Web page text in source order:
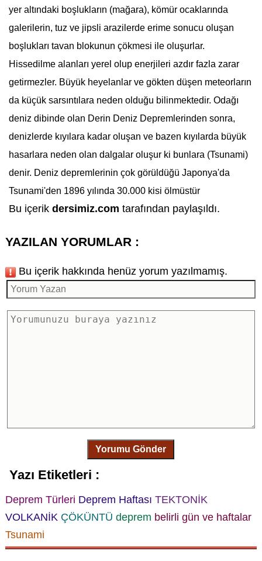
yer altındaki boşlukların (mağara), kömür ocaklarında
galerilerin, tuz ve jipsli arazilerde erime sonucu oluşan
boşlukları tavan blokunun çökmesi ile oluşurlar.
Hissedilme alanları yerel olup enerjileri azdır fazla zarar
getirmezler. Büyük heyelanlar ve gökten düşen meteorların
da küçük sarsıntılara neden olduğu bilinmektedir. Odağı
deniz dibinde olan Derin Deniz Depremlerinden sonra,
denizlerde kıyılara kadar oluşan ve bazen kıyılarda büyük
hasarlara neden olan dalgalar oluşur ki bunlara (Tsunami)
denir. Deniz depremlerinin çok görüldüğü Japonya'da
Tsunami'den 1896 yılında 30.000 kisi ölmüstür
Bu içerik dersimiz.com tarafından paylaşıldı.
YAZILAN YORUMLAR :
Bu içerik hakkında henüz yorum yazılmamış.
Yorumu Gönder
Yazı Etiketleri :
Deprem Türleri Deprem Haftası TEKTONİK
VOLKANİK ÇÖKÜNTÜ deprem belirli gün ve haftalar
Tsunami